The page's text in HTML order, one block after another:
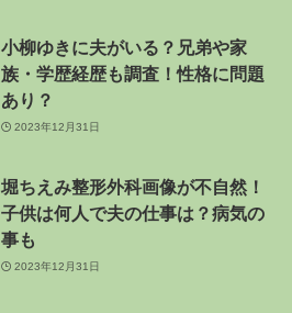
小柳ゆきに夫がいる？兄弟や家
族・学歴経歴も調査！性格に問題
あり？
2023年12月31日
堀ちえみ整形外科画像が不自然！
子供は何人で夫の仕事は？病気の
事も
2023年12月31日